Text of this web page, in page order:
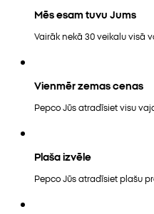
Mēs esam tuvu Jums
Vairāk nekā 30 veikalu visā
Vienmēr zemas cenas
Pepco Jūs atradīsiet visu
Plaša izvēle
Pepco Jūs atradīsiet plašu